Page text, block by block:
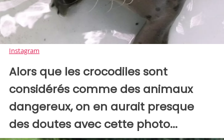
Instagram
Alors que les crocodiles sont
considérés comme des animaux
dangereux, on en aurait presque
des doutes avec cette photo...